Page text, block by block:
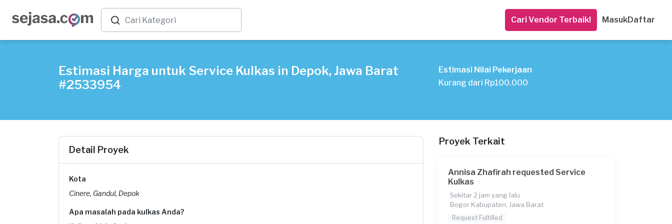
Cari Vendor Terbaik! MasukDaftar
Estimasi Harga untuk Service Kulkas in Depok, Jawa Barat
#2533954
Estimasi Nilai Pekerjaan
Kurang dari Rp100.000
Detail Proyek
Kota
Cinere, Gandul, Depok
Apa masalah pada kulkas Anda?
Proyek Terkait
Annisa Zhafirah requested Service
Kulkas
Sekitar 2 jam yang lalu
Bogor Kabupaten, Jawa Barat
Request Fulfilled